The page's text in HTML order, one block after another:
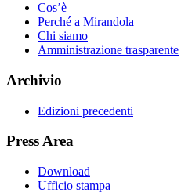
Cos’è
Perché a Mirandola
Chi siamo
Amministrazione trasparente
Archivio
Edizioni precedenti
Press Area
Download
Ufficio stampa